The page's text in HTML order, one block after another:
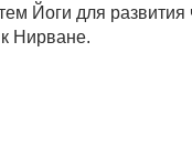
Йоги для развития
Нирване.